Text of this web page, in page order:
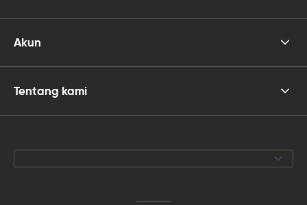
Akun
Tentang kami